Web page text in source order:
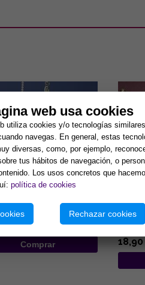
PIEDRA NEGRO
"PENTAGRAMA", 4,2
protector)
concreto de este
Comprar
Tu
web usa cookies
utiliza cookies y/o tecnologías
navegas. En general, estas
diversas, como, por ejemplo,
tus hábitos de navegación, o
Los usos concretos que
política de cookies
Rechazar cookies